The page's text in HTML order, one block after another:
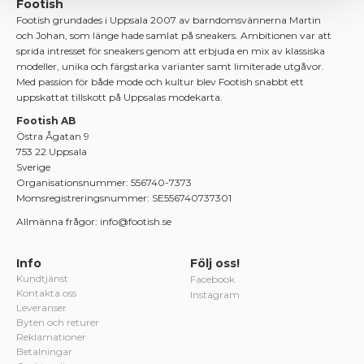
Footish
Footish grundades i Uppsala 2007 av barndomsvännerna Martin
och Johan, som länge hade samlat på sneakers. Ambitionen var att
sprida intresset för sneakers genom att erbjuda en mix av klassiska
modeller, unika och färgstarka varianter samt limiterade utgåvor.
Med passion för både mode och kultur blev Footish snabbt ett
uppskattat tillskott på Uppsalas modekarta.
Footish AB
Östra Ågatan 9
753 22 Uppsala
Sverige
Organisationsnummer: 556740-7373
Momsregistreringsnummer: SE556740737301
Allmänna frågor: info@footish.se
Info
Kundtjänst
Kontakta oss
Leveranser
Byten och returer
Reklamationer
Betalningar
Följ oss!
Facebook
Instagram